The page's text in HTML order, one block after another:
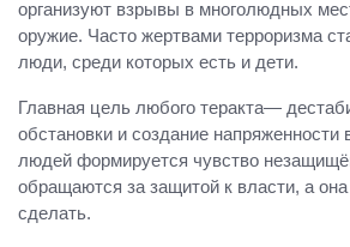
организуют взрывы в многолюдных
оружие. Часто жертвами терроризма
люди, среди которых есть и дети.
Главная цель любого теракта—
обстановки и создание
людей формируется чувство
обращаются за защитой к власти, а
сделать.